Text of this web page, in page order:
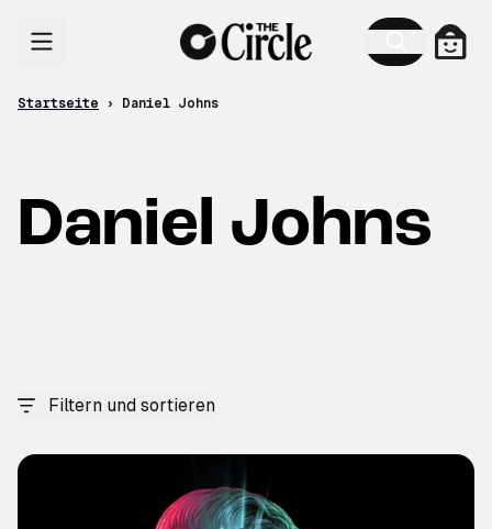
Startseite › Daniel Johns
Daniel Johns
Filtern und sortieren